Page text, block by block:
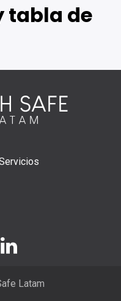
tabla de
Latam